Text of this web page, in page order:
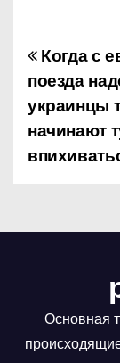
Н
а
в
Когда с
поезда
украинцы
начинают
Основная